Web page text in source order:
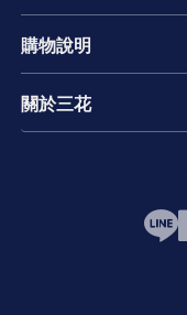
購物說明
關於三花